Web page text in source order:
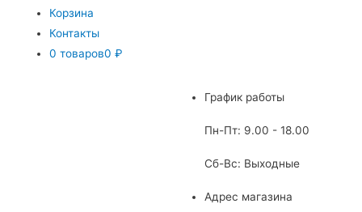
Корзина
Контакты
0 товаров0 ₽
График работы
Пн-Пт: 9.00 - 18.00
Сб-Вс: Выходные
Адрес магазина